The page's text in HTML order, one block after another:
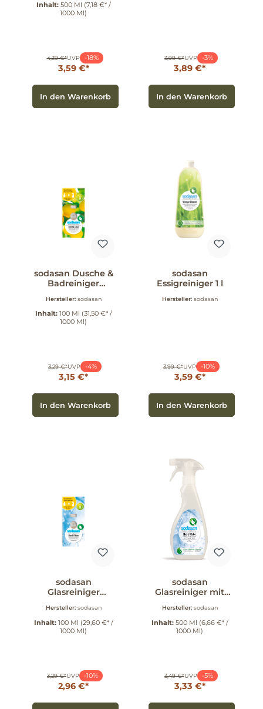
Inhalt: 500 Ml (7,18 €* /
1000 Ml)
4,39 €*UVP -18%
3,59 €*
In den Warenkorb
3,99 €*UVP -3%
3,89 €*
In den Warenkorb
sodasan Dusche &
Badreiniger
Hersteller: sodasan
Inhalt: 100 Ml (31,50 €* /
1000 Ml)
3,29 €*UVP -4%
3,15 €*
In den Warenkorb
sodasan
Essigreiniger 1 l
Hersteller: sodasan
3,99 €*UVP -10%
3,59 €*
In den Warenkorb
sodasan
Glasreiniger
Hersteller: sodasan
Inhalt: 100 Ml (29,60 €* /
1000 Ml)
3,29 €*UVP -10%
2,96 €*
sodasan
Glasreiniger mit
ml
Hersteller: sodasan
Inhalt: 500 Ml (6,66 €* /
1000 Ml)
3,49 €*UVP -5%
3,33 €*